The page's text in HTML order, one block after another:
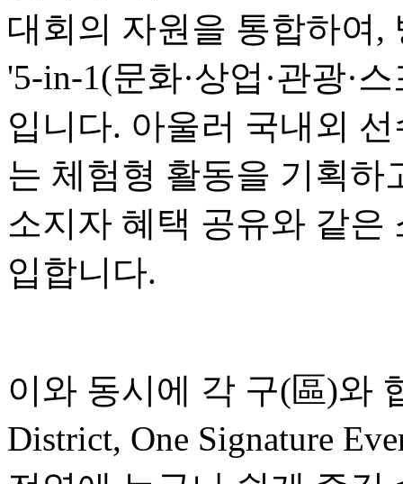
대회의 자원을 통합하여,
'5-in-1(문화·상업·관광·
입니다. 아울러 국내외
는 체험형 활동을 기획하
소지자 혜택 공유와 같은
입합니다.
이와 동시에 각 구(區)와
District, One Signature